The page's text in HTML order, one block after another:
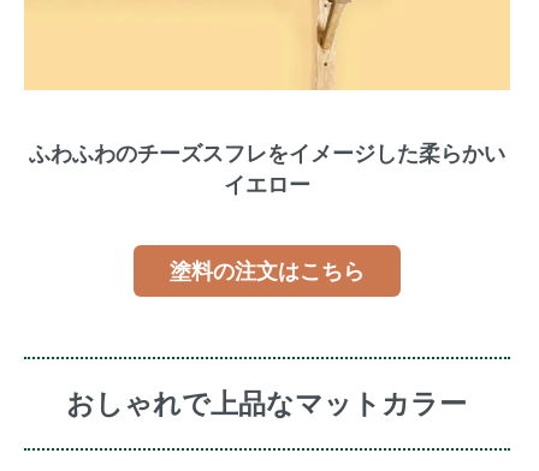
ふわふわのチーズスフレをイメージした柔らかい
イエロー
塗料の注文はこちら
おしゃれで上品なマットカラー